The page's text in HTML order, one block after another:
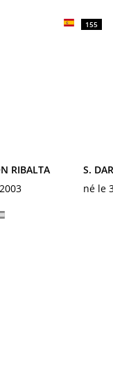
RIBALTA
155
S.
né le